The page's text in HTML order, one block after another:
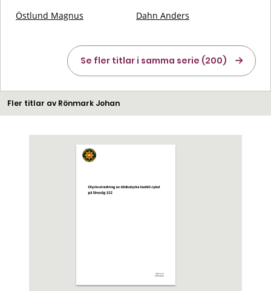
Östlund Magnus Dahn Anders
Se fler titlar i samma serie (200)
Fler titlar av Rönmark Johan